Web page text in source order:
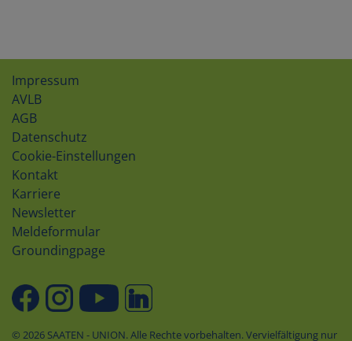
Impressum
AVLB
AGB
Datenschutz
Cookie-Einstellungen
Kontakt
Karriere
Newsletter
Meldeformular
Groundingpage
© 2026 SAATEN - UNION. Alle Rechte vorbehalten. Vervielfältigung nur